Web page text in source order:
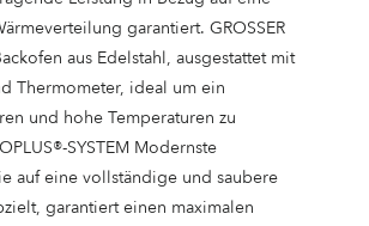
garantiert. GROSSER
aus Edelstahl, ausgestattet mit
Thermometer, ideal um ein
und hohe Temperaturen zu
SYSTEM Modernste
auf eine vollständige und saubere
garantiert einen maximalen